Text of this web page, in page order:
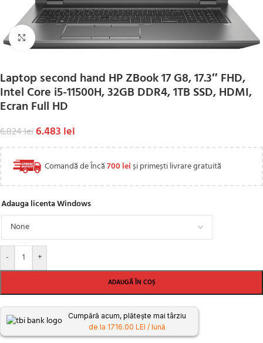
Click to enlarge
Laptop second hand HP ZBook 17 G8, 17.3″ FHD,
Intel Core i5-11500H, 32GB DDR4, 1TB SSD, HDMI,
Ecran Full HD
6.824lei6.483 lei
Comandă de Încă700 leiși primești livrare gratuită
Adauga licenta Windows
- +
ADAUGĂ ÎN COȘ
Cumpără acum, plătește mai târziu
de la 1716.00 LEI / lună